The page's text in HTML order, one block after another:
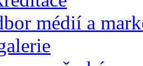
médií a